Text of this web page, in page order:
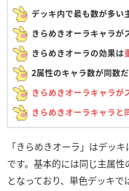
デッキ内で最も数が多い
きらめきオーラキャラが
きらめきオーラの効果は
2属性のキャラ数が同数
きらめきオーラキャラが
きらめきオーラキャラと
「きらめきオーラ」はデッ
です。基本的には同じ主属
となっており、単色デッキで